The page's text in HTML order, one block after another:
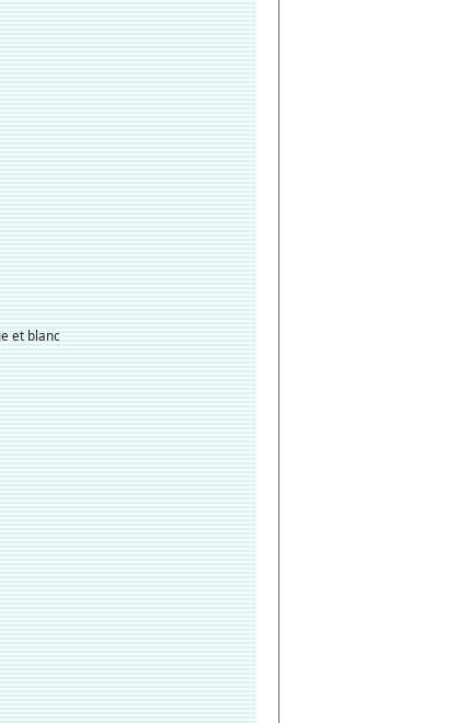
et blanc